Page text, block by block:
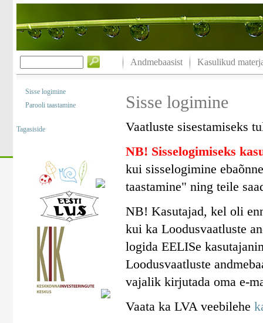
Andmebaasist Kasulikud
Sisse logimine
Parooli taastamine
Tagasiside
Sisse logimine
Vaatluste sisestamiseks
NB! Sisselogimiseks
kui sisselogimine
taastamine" ning teile
NB! Kasutajad, kel oli
kui ka Loodusvaatluste
logida EELISe
Loodusvaatluste
vajalik kirjutada oma e-
Vaata ka LVA veebilehe